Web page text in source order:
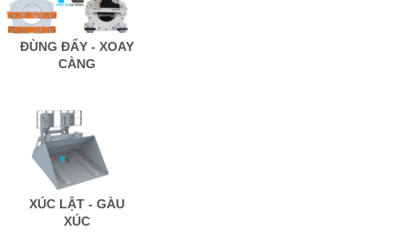
ĐÙNG ĐẨY - XOAY
CÀNG
XÚC LẬT - GÀU
XÚC